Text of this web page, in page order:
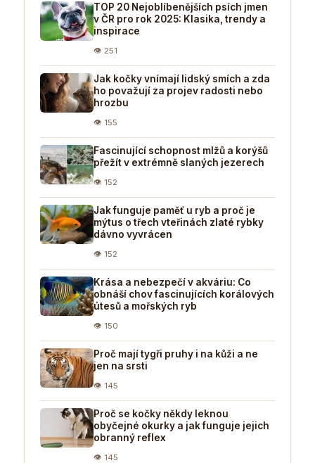
TOP 20 Nejoblíbenějších psích jmen
v ČR pro rok 2025: Klasika, trendy a
inspirace
👁 251
Jak kočky vnímají lidský smích a zda
ho považují za projev radosti nebo
hrozbu
👁 155
Fascinující schopnost mlžů a korýšů
přežít v extrémně slaných jezerech
👁 152
Jak funguje paměť u ryb a proč je
mýtus o třech vteřinách zlaté rybky
dávno vyvrácen
👁 152
Krása a nebezpečí v akváriu: Co
obnáší chov fascinujících korálových
útesů a mořských ryb
👁 150
Proč mají tygři pruhy i na kůži a ne
jen na srsti
👁 145
Proč se kočky někdy leknou
obyčejné okurky a jak funguje jejich
obranný reflex
👁 145